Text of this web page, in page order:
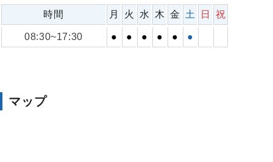
時間 月 火 水 木 金 土 日 祝
08:30~17:30 ● ● ● ● ● ●
マップ